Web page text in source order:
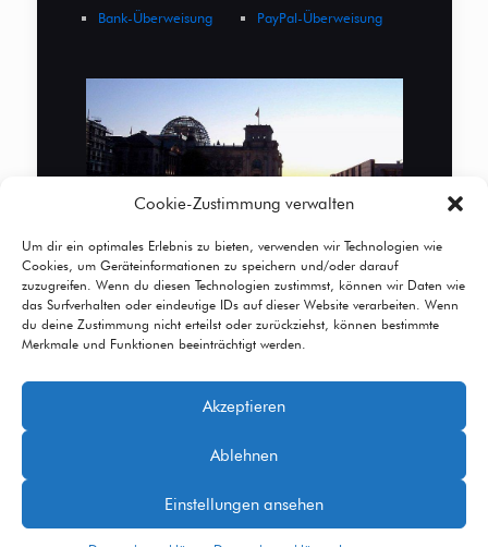
Cookie-Zustimmung verwalten
Um dir ein optimales Erlebnis zu bieten, verwenden wir Technologien wie
Cookies, um Geräteinformationen zu speichern und/oder darauf
zuzugreifen. Wenn du diesen Technologien zustimmst, können wir Daten wie
das Surfverhalten oder eindeutige IDs auf dieser Website verarbeiten. Wenn
du deine Zustimmung nicht erteilst oder zurückziehst, können bestimmte
Merkmale und Funktionen beeinträchtigt werden.
Akzeptieren
Ablehnen
Einstellungen ansehen
Bank-Überweisung PayPal-Überweisung
© 2026 Betheme byMuffin group